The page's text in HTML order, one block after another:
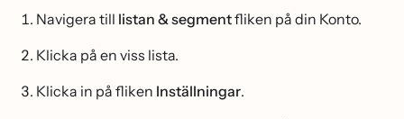
Navigera till listan & segmentfliken på din Konto.
Klicka på en viss lista.
Klicka in på fliken Inställningar.